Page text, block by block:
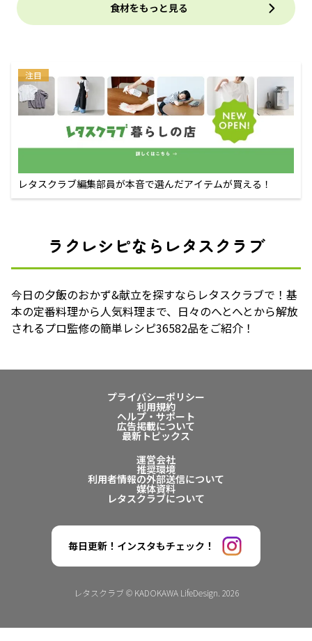
食材をもっと見る
注目
レタスクラブ編集部員が本音で選んだアイテムが買える！
ラクレシピならレタスクラブ
今日の夕飯のおかず&献立を探すならレタスクラブで！基
本の定番料理から人気料理まで、日々のへとへとから解放
されるプロ監修の簡単レシピ36582品をご紹介！
プライバシーポリシー
利用規約
ヘルプ・サポート
広告掲載について
最新トピックス
運営会社
推奨環境
利用者情報の外部送信について
媒体資料
レタスクラブについて
毎日更新！インスタもチェック！
レタスクラブ © KADOKAWA LifeDesign. 2026